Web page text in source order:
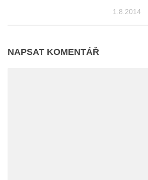
1.8.2014
NAPSAT KOMENTÁŘ